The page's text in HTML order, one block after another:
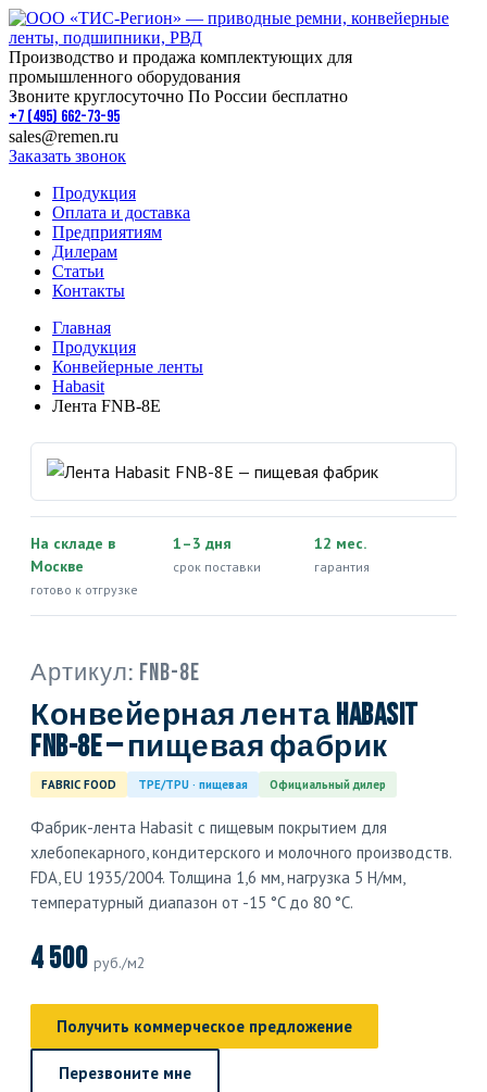
Производство и продажа комплектующих для
промышленного оборудования
Звоните круглосуточно По России бесплатно
+7 (495) 662-73-95
sales@remen.ru
Заказать звонок
Продукция
Оплата и доставка
Предприятиям
Дилерам
Статьи
Контакты
Главная
Продукция
Конвейерные ленты
Habasit
Лента FNB-8E
На складе в
Москве
готово к отгрузке
1–3 дня
срок поставки
12 мес.
гарантия
Артикул: FNB-8E
Конвейерная лента Habasit
FNB-8E — пищевая фабрик
FABRIC FOOD TPE/TPU · пищевая Официальный дилер
Фабрик-лента Habasit с пищевым покрытием для
хлебопекарного, кондитерского и молочного производств.
FDA, EU 1935/2004. Толщина 1,6 мм, нагрузка 5 Н/мм,
температурный диапазон от -15 °C до 80 °C.
4 500 руб./м2
Получить коммерческое предложение
Перезвоните мне